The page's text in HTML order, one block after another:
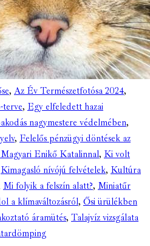
, Az Év Természetfotósa 2024,
terve, Egy elfeledett hazai
nagymestere védelmében,
, Felelős pénzügyi döntések az
Enikő Katalinnal, Ki volt
Kimagasló nívójú felvételek, Kultúra
Mi folyik a felszín alatt?, Miniatűr
a klímaváltozásról, Ősi ürülékben
áramütés, Talajvíz vizsgálata